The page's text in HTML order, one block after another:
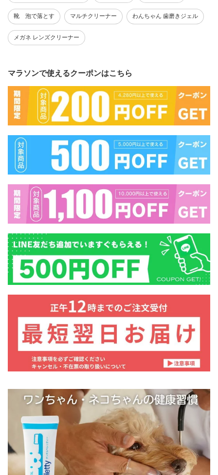
獣臭 部屋 壁紙 消臭 除菌
無香料
性 犬 猫 トイレ 部屋 壁紙
おしっこ 獣臭 匂い 除菌
靴 泡で落とす マルチクリーナー わんちゃん 歯磨きジェル
メガネ レンズクリーナー
マラソンで使えるクーポンはこちら